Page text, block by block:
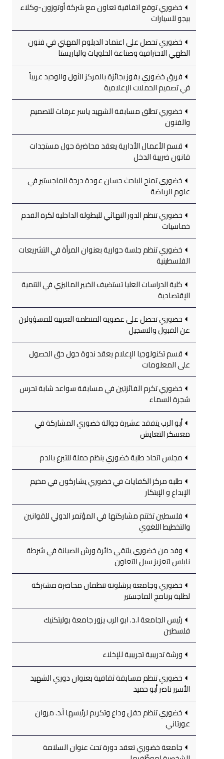
خضوري توقع اتفاقية تعاون مع شركة أوتوزون-وكلاء
بيجو للسيارات
خضوري تحصل على اعتماد الدبلوم المهني في فنون
الطهي الاحترافية وصناعة الحلويات والباريستا
فريق خضوري يفوز بجائزة بالمركز الأول والوحيد عربياً
في تصميم الحملات الإعلامية
خضوري تطلق مسابقة الشهيد ياسر عرفات للتصميم
والفنون
قسم الأعمال الأدارية يعقد محاضرة حول مستجدات
قانون ضريبة الدخل
خضوري تمنح الباحث حسان عودة درجة الماجستير في
علوم الرياضة
خضوري تنظم الدور النهائي للبطولة الداخلية لكرة القدم
خماسيات
خضوري تنظم جلسة حوارية بعنوان المرأة في التشريعات
الفلسطينية
كلية الدراسات العليا تستضيف الخبير الماليزي في التنمية
الإقتصادية
خضوري تحصل على عضوية المنظمة العربية للمسؤولين
عن القبول والتسجيل
قسم تكنولوجيا الإعلام يعقد ندوة حول حق الحصول
على المعلومات
خضوري تكرم الفائزتين في مسابقة سواعد شابة تحرس
شجرة السماء
أبو الرب يتفقد عشيرة جوالة خضوري المشاركة في
معسكر التعايش
مجلس اتحاد طلبة خضوري ينظم حملة للتبرع بالدم
طلبة مركز الكفايات في خضوري يشاركون في مخيم
الإبداع و الإبتكار
فلسطين تختتم مشاركتها في المؤتمر الدولي للقوانين
والتخطيط اللغوي
وفد من خضوري يلتقي دائرة ورش الصيانة في شرطة
نابلس لتعزيز سبل التعاون
خضوري وجامعة برشلونة تنظمان محاضرة مشتركة
لطلبة برنامج الماجستير
رئيس الجامعة ا.د. ابو الرب يزور جامعة بوليتكنيك
فلسطين
ورشة تدريبية تجريبية للإخلاء
خضوري تنظم مسابقة ثقافية بعنوان دوري الشهيد
الأسير ناصر أبو حميد
خضوري تنظم حفل وداع وتكريم لرئيسها أ.د. مروان
عورتاني
جامعة خضوري تعقد دورة تحت عنوان السلامة